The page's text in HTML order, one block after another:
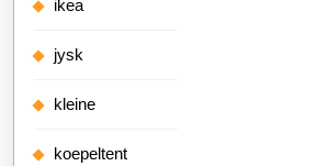
ikea
jysk
kleine
koepeltent